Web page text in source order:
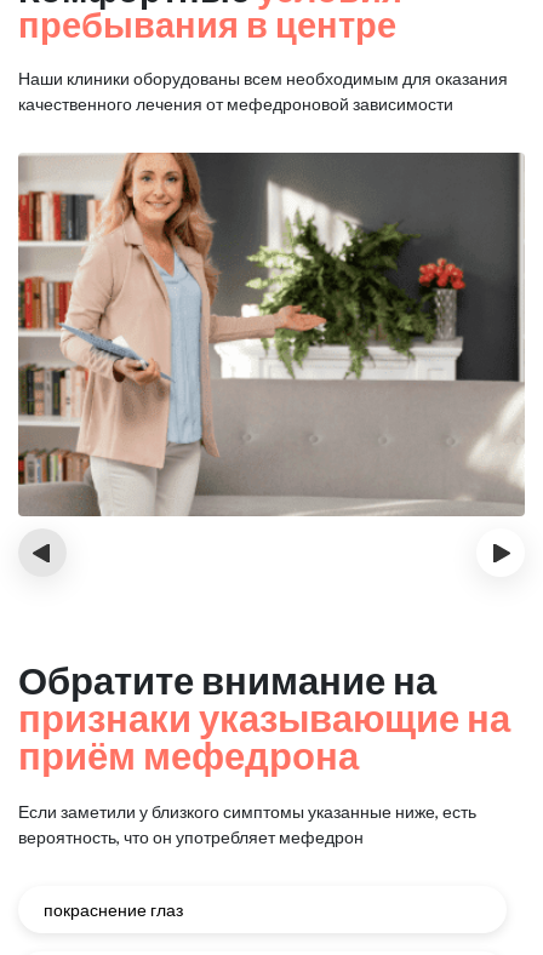
пребывания в центре
Наши клиники оборудованы всем необходимым для оказания
качественного лечения от мефедроновой зависимости
‹ ›
Обратите внимание на
признаки указывающие на
приём мефедрона
Если заметили у близкого симптомы указанные ниже, есть
вероятность, что он употребляет мефедрон
покраснение глаз